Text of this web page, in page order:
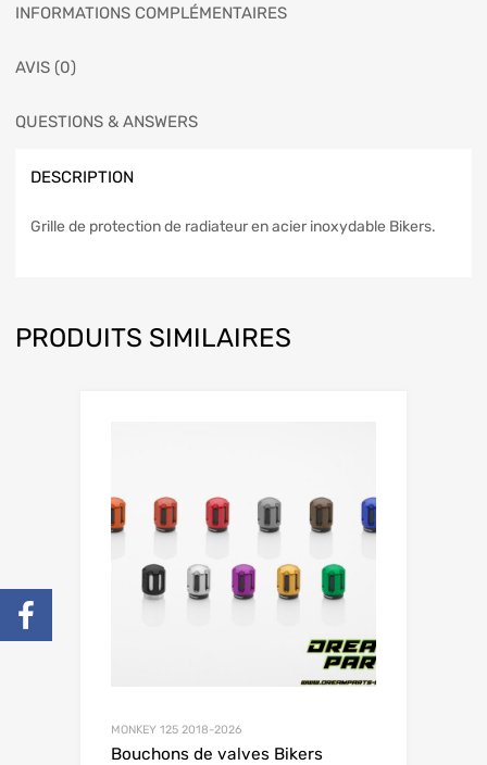
INFORMATIONS COMPLÉMENTAIRES
AVIS (0)
QUESTIONS & ANSWERS
DESCRIPTION
Grille de protection de radiateur en acier inoxydable Bikers.
PRODUITS SIMILAIRES
MONKEY 125 2018-2026
Bouchons de valves Bikers